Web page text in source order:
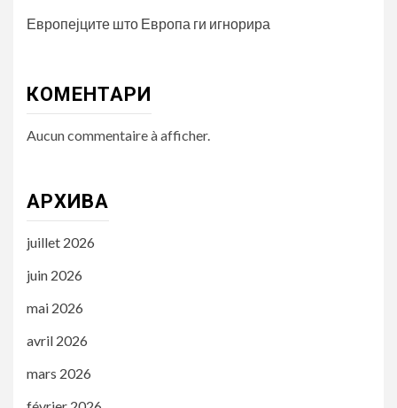
Европејците што Европа ги игнорира
КОМЕНТАРИ
Aucun commentaire à afficher.
АРХИВА
juillet 2026
juin 2026
mai 2026
avril 2026
mars 2026